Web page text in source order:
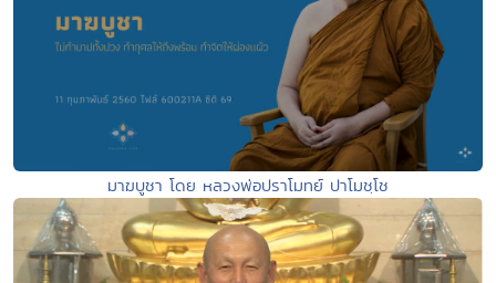
มาฆบูชา โดย หลวงพ่อปราโมทย์ ปาโมชฺโช